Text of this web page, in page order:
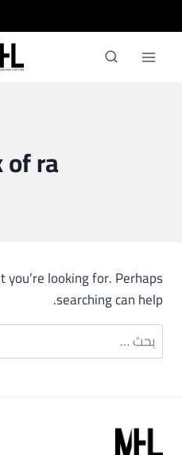
إلى
المحتوى
of ra
looking for. Perhaps
searching can help.
البحث
عن: